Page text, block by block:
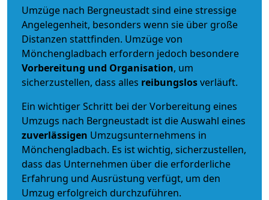
Umzüge nach Bergneustadt sind eine stressige
Angelegenheit, besonders wenn sie über große
Distanzen stattfinden. Umzüge von
Mönchengladbach erfordern jedoch besondere
Vorbereitung und Organisation, um
sicherzustellen, dass alles reibungslosverläuft.
Ein wichtiger Schritt bei der Vorbereitung eines
Umzugs nach Bergneustadt ist die Auswahl eines
zuverlässigen Umzugsunternehmens in
Mönchengladbach. Es ist wichtig, sicherzustellen,
dass das Unternehmen über die erforderliche
Erfahrung und Ausrüstung verfügt, um den
Umzug erfolgreich durchzuführen.